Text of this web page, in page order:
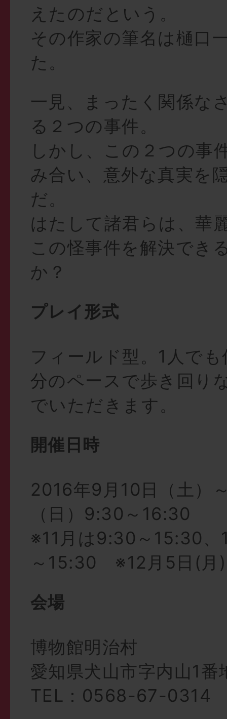
えたのだという。
その作家の筆名は樋口
た。
一見、まったく関係な
る２つの事件。
しかし、この２つの事
み合い、意外な真実を
だ。
はたして諸君らは、華
この怪事件を解決でき
か？
プレイ形式
フィールド型。1人で
分のペースで歩き回り
でいただきます。
開催日時
2016年9月10日（土）
（日）9:30～16:30
※11月は9:30～15:30
～15:30 ※12月5日(月)
会場
博物館明治村
愛知県犬山市字内山1番
TEL：0568-67-0314